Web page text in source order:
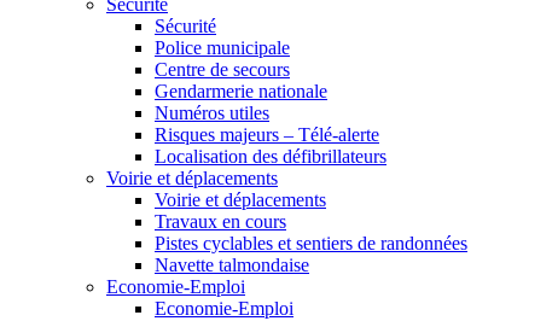
Sécurite
Sécurité
Police municipale
Centre de secours
Gendarmerie nationale
Numéros utiles
Risques majeurs – Télé-alerte
Localisation des défibrillateurs
Voirie et déplacements
Voirie et déplacements
Travaux en cours
Pistes cyclables et sentiers de randonnées
Navette talmondaise
Economie-Emploi
Economie-Emploi